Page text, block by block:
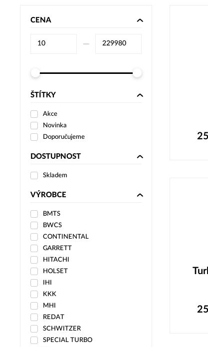
CENA
–⁠
ŠTÍTKY
Akce
Novinka
Doporučujeme
DOSTUPNOST
Skladem
VÝROBCE
BMTS
BWCS
CONTINENTAL
GARRETT
HITACHI
HOLSET
IHI
KKK
MHI
REDAT
SCHWITZER
SPECIAL TURBO